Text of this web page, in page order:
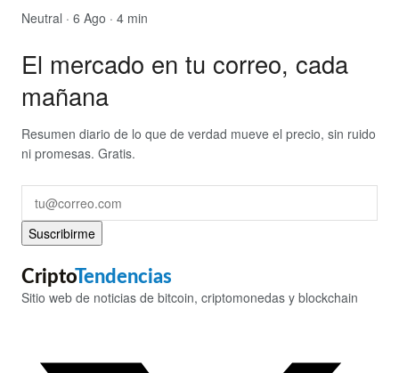
Neutral · 6 Ago · 4 min
El mercado en tu correo, cada
mañana
Resumen diario de lo que de verdad mueve el precio, sin ruido
ni promesas. Gratis.
Suscribirme
CriptoTendencias
Sitio web de noticias de bitcoin, criptomonedas y blockchain